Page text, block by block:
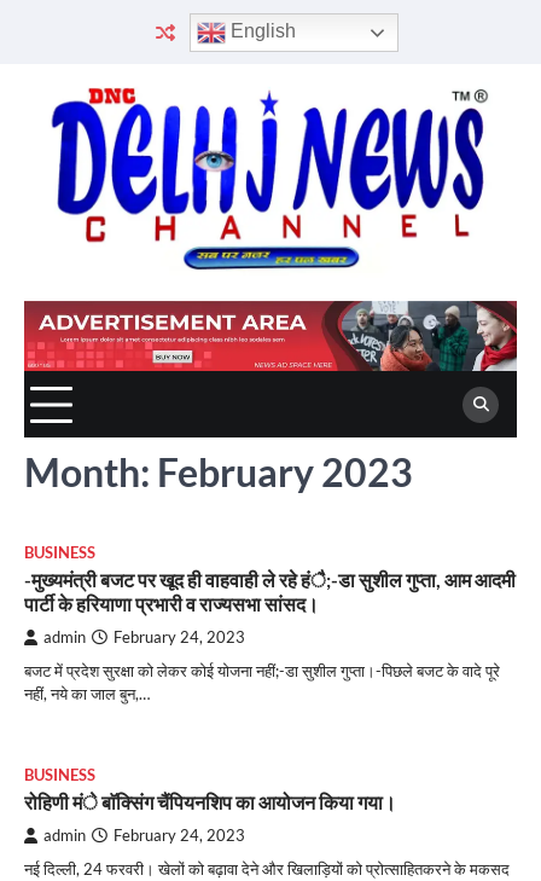
English
Month: February 2023
BUSINESS
-मुख्यमंत्री बजट पर खूद ही वाहवाही ले रहे हंै;-डा सुशील गुप्ता, आम आदमी
पार्टी के हरियाणा प्रभारी व राज्यसभा सांसद।
admin February 24, 2023
बजट में प्रदेश सुरक्षा को लेकर कोई योजना नहीं;-डा सुशील गुप्ता।-पिछले बजट के वादे पूरे
नहीं, नये का जाल बुन,…
BUSINESS
रोहिणी मंे बाॅक्सिंग चैंपियनशिप का आयोजन किया गया।
admin February 24, 2023
नई दिल्ली, 24 फरवरी। खेलों को बढ़ावा देने और खिलाड़ियों को प्रोत्साहितकरने के मकसद